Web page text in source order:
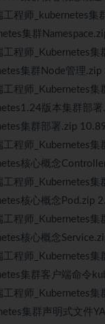
程师_kubernetes集
集群
程师_Kubernetes集
集群Node管理.zip
程师_Kubernetes集
版本集群部
集群部署.zip
工程师_Kubernetes
核心概念
程师_Kubernetes集
核心概念Pod.zip
程师_Kubernetes集
核心概念
程师_Kubernetes
集群客户端命令
程师_Kubernetes
集群声明式文件